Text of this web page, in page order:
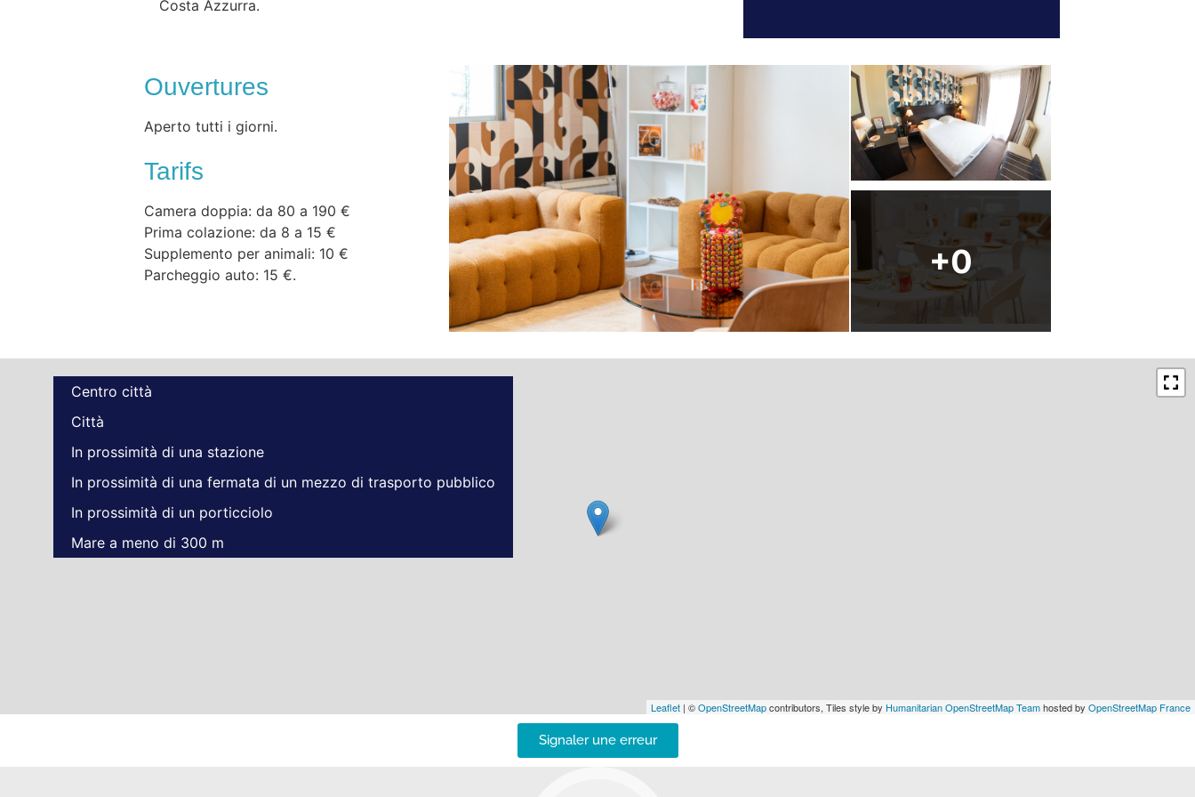
Costa Azzurra.
Ouvertures
Aperto tutti i giorni.
Tarifs
Camera doppia: da 80 a 190 €
Prima colazione: da 8 a 15 €
Supplemento per animali: 10 €
Parcheggio auto: 15 €.
Leaflet | ©OpenStreetMapcontributors, Tiles style by Humanitarian OpenStreetMap Teamhosted by OpenStreetMap France
Centro città
Città
In prossimità di una stazione
In prossimità di una fermata di un mezzo di trasporto pubblico
In prossimità di un porticciolo
Mare a meno di 300 m
Signaler une erreur